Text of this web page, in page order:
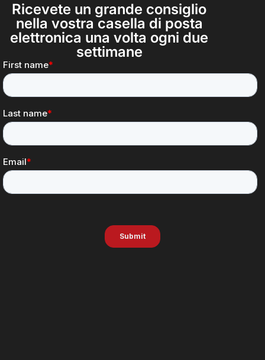
Ricevete un grande consiglio
nella vostra casella di posta
elettronica una volta ogni due
settimane